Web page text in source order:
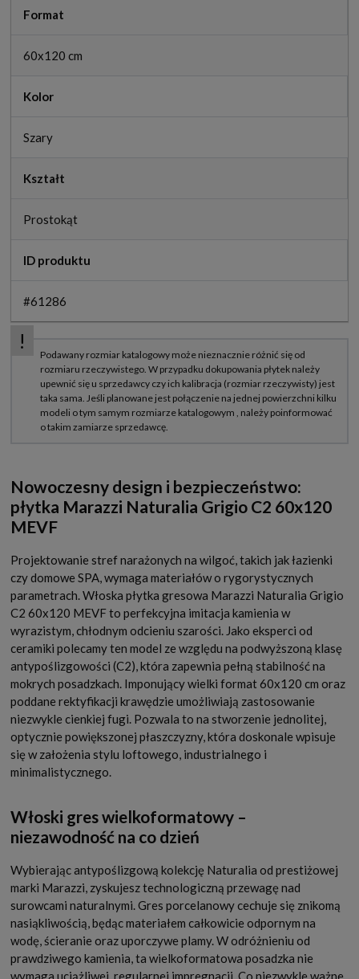
Format
60x120 cm
Kolor
Szary
Kształt
Prostokąt
ID produktu
#61286
Nowoczesny design i bezpieczeństwo:
płytka Marazzi Naturalia Grigio C2 60x120
MEVF
Projektowanie stref narażonych na wilgoć, takich jak łazienki
czy domowe SPA, wymaga materiałów o rygorystycznych
parametrach. Włoska płytka gresowa Marazzi Naturalia Grigio
C2 60x120 MEVF to perfekcyjna imitacja kamienia w
wyrazistym, chłodnym odcieniu szarości. Jako eksperci od
ceramiki polecamy ten model ze względu na podwyższoną klasę
antypoślizgowości (C2), która zapewnia pełną stabilność na
mokrych posadzkach. Imponujący wielki format 60x120 cm oraz
poddane rektyfikacji krawędzie umożliwiają zastosowanie
niezwykle cienkiej fugi. Pozwala to na stworzenie jednolitej,
optycznie powiększonej płaszczyzny, która doskonale wpisuje
się w założenia stylu loftowego, industrialnego i
minimalistycznego.
Włoski gres wielkoformatowy –
niezawodność na co dzień
Wybierając antypoślizgową kolekcję Naturalia od prestiżowej
marki Marazzi, zyskujesz technologiczną przewagę nad
surowcami naturalnymi. Gres porcelanowy cechuje się znikomą
nasiąkliwością, będąc materiałem całkowicie odpornym na
wodę, ścieranie oraz uporczywe plamy. W odróżnieniu od
prawdziwego kamienia, ta wielkoformatowa posadzka nie
wymaga uciążliwej, regularnej impregnacji. Co niezwykle ważne